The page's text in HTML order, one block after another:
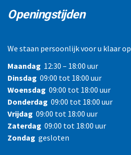
Openingstijden
We staan persoonlijk voor u klaar op
Maandag 12:30 – 18:00 uur
Dinsdag 09:00 tot 18:00 uur
Woensdag 09:00 tot 18:00 uur
Donderdag 09:00 tot 18:00 uur
Vrijdag 09:00 tot 18:00 uur
Zaterdag 09:00 tot 18:00 uur
Zondag gesloten